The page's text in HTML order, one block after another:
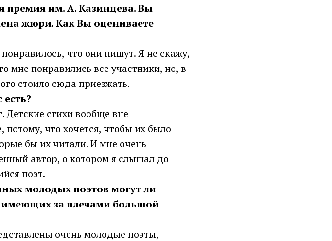
премия им. А. Казинцева. Вы
жюри. Как Вы оцениваете
что они пишут. Я не скажу,
мне понравились все участники, но, в
стоило сюда приезжать.
Детские стихи вообще вне
потому, что хочется, чтобы их было
бы их читали. И мне очень
автор, о котором я слышал до
поэт.
молодых поэтов могут ли
имеющих за плечами большой
очень молодые поэты,